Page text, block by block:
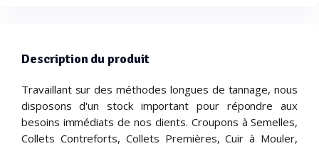
Description du produit
Travaillant sur des méthodes longues de tannage, nous
disposons d'un stock important pour répondre aux
besoins immédiats de nos clients. Croupons à Semelles,
Collets Contreforts, Collets Premières, Cuir à Mouler,